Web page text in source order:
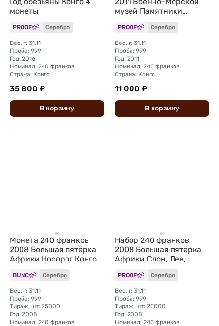
монеты
PROOF Серебро
Вес, г: 31,11
Проба: 999
Год: 2016
Номинал: 240 франков
Страна: Конго
35 800 ₽
В корзину
музей Памятники
Санкт-Петербурга
Конго
PROOF Серебро
Вес, г: 31,11
Проба: 999
Год: 2011
Номинал: 240 франков
Страна: Конго
11 000 ₽
В корзину
Монета 240 франков
2008 Большая пятёрка
Африки Носорог Конго
BUNC Серебро
Вес, г: 31,11
Проба: 999
Тираж, шт: 25000
Год: 2008
Номинал: 240 франков
Набор 240 франков
2008 Большая пятёрка
Африки Слон, Лев,
Буйвол, Леопард,
Носорог Конго 5 монет
(футляр)
PROOF Серебро
Вес, г: 31,11
Проба: 999
Тираж, шт: 20000
Год: 2008
Номинал: 240 франков